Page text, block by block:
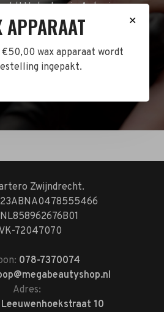
Het adres is: Antoni van
Kom op een doordeweekse
en 17:00 of op de zaterdag
10:00 en 14:00.
Zwijndrecht.
72047070
078-7370074
Adres:
10
✕
APPARAAT
wax apparaat wordt
ingepakt.